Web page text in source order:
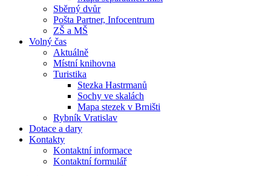
Sběrný dvůr
Pošta Partner, Infocentrum
ZŠ a MŠ
Volný čas
Aktuálně
Místní knihovna
Turistika
Stezka Hastrmanů
Sochy ve skalách
Mapa stezek v Brništi
Rybník Vratislav
Dotace a dary
Kontakty
Kontaktní informace
Kontaktní formulář